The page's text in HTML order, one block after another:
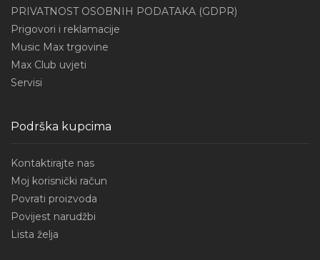
PRIVATNOST OSOBNIH PODATAKA (GDPR)
Prigovori i reklamacije
Music Max trgovine
Max Club uvjeti
Servisi
Podrška kupcima
Kontaktirajte nas
Moj korisnički račun
Povrati proizvoda
Povijest narudžbi
Lista želja